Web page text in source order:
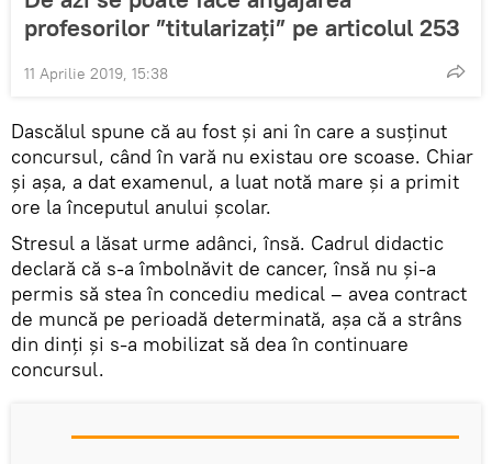
profesorilor ”titularizați” pe articolul 253
11 Aprilie 2019, 15:38
Dascălul spune că au fost și ani în care a susținut
concursul, când în vară nu existau ore scoase. Chiar
și așa, a dat examenul, a luat notă mare și a primit
ore la începutul anului școlar.
Stresul a lăsat urme adânci, însă. Cadrul didactic
declară că s-a îmbolnăvit de cancer, însă nu și-a
permis să stea în concediu medical – avea contract
de muncă pe perioadă determinată, așa că a strâns
din dinți și s-a mobilizat să dea în continuare
concursul.